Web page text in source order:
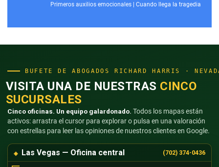
Primeros auxilios emocionales | Cuando llega la tragedia
BUFETE DE ABOGADOS RICHARD HARRIS ·
VISITA UNA DE NUESTRAS CINCO
SUCURSALES
Cinco oficinas. Un equipo galardonado. Todos los mapas están
activos: arrastra el cursor para explorar o pulsa en una valoración
con estrellas para leer las opiniones de nuestros clientes en Google.
Las Vegas — Oficina central (702) 374-0436